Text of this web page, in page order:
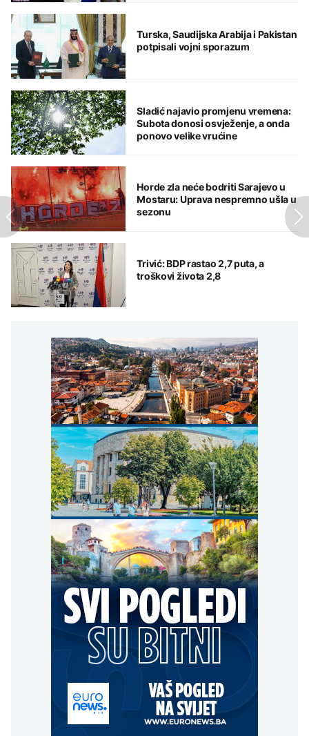
Turska, Saudijska Arabija i Pakistan
potpisali vojni sporazum
Sladić najavio promjenu vremena:
Subota donosi osvježenje, a onda
ponovo velike vrućine
Horde zla neće bodriti Sarajevo u
Mostaru: Uprava nespremno ušla u
sezonu
Trivić: BDP rastao 2,7 puta, a
troškovi života 2,8